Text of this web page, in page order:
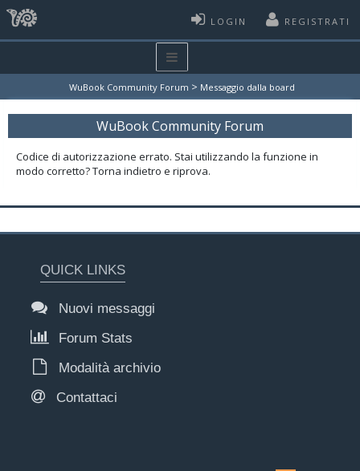
LOGIN REGISTRATI
WuBook Community Forum > Messaggio dalla board
WuBook Community Forum
Codice di autorizzazione errato. Stai utilizzando la funzione in
modo corretto? Torna indietro e riprova.
QUICK LINKS
Nuovi messaggi
Forum Stats
Modalità archivio
Contattaci